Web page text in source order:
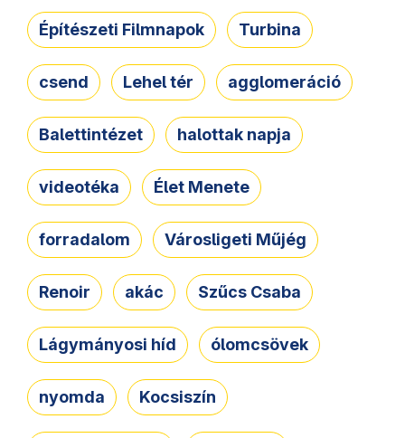
Építészeti Filmnapok Turbina
csend Lehel tér agglomeráció
Balettintézet halottak napja
videotéka Élet Menete
forradalom Városligeti Műjég
Renoir akác Szűcs Csaba
Lágymányosi híd ólomcsövek
nyomda Kocsiszín